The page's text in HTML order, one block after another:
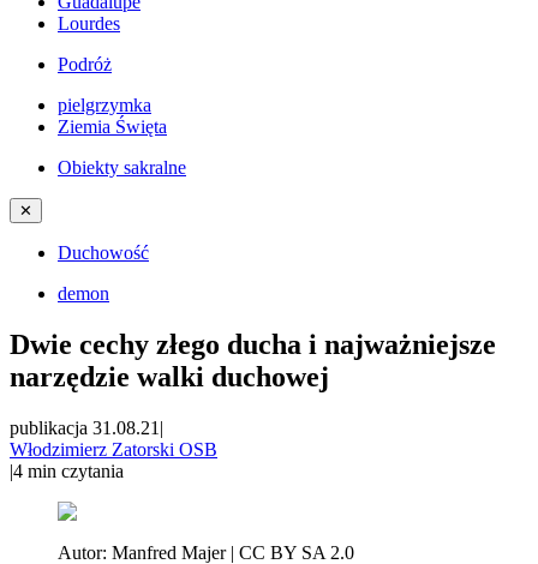
Lourdes
Podróż
pielgrzymka
Ziemia Święta
Obiekty sakralne
✕
Duchowość
demon
Dwie cechy złego ducha i najważniejsze
narzędzie walki duchowej
publikacja 31.08.21 |
Włodzimierz Zatorski OSB
|4 min czytania
Autor: Manfred Majer | CC BY SA 2.0